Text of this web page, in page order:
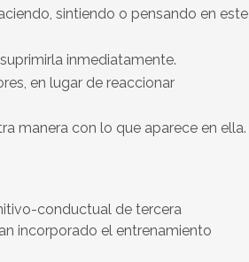
sintiendo o pensando en este
inmediatamente.
en lugar de reaccionar
manera con lo que aparece en ella.
conductual de tercera
incorporado el entrenamiento